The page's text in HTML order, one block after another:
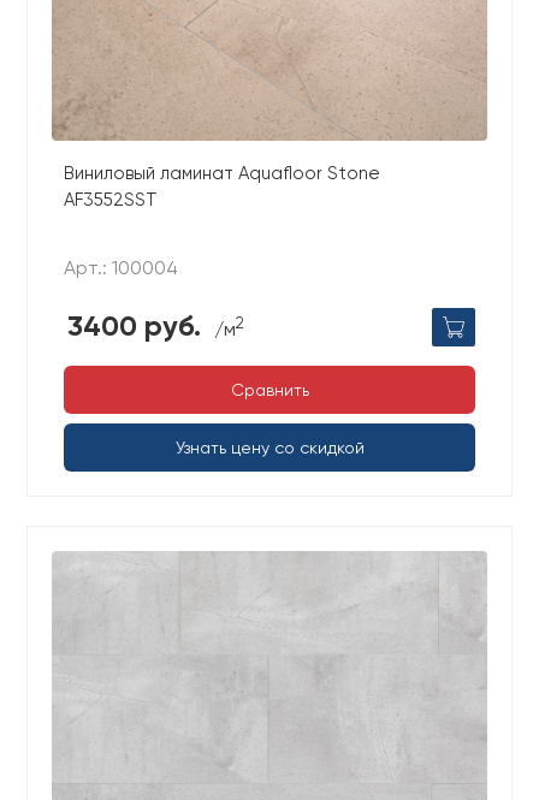
Виниловый ламинат Aquafloor Stone
AF3552SST
Арт.: 100004
3400 руб. /м2
Сравнить
Узнать цену со скидкой